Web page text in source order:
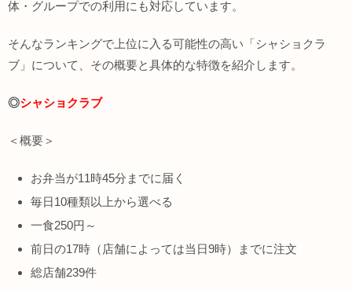
体・グループでの利用にも対応しています。
そんなランキングで上位に入る可能性の高い「シャショクラ
ブ」について、その概要と具体的な特徴を紹介します。
◎シャショクラブ
＜概要＞
お弁当が11時45分までに届く
毎日10種類以上から選べる
一食250円～
前日の17時（店舗によっては当日9時）までに注文
総店舗239件